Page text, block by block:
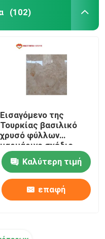
(102)
Εισαγόμενο της
Τουρκίας βασιλικό
χρυσό φύλλων
μαρμάρινο σχέδιο
δαπέδων κεραμιδιών
ιταλικό μαρμάρινο
Καλύτερη τιμή
επαφή